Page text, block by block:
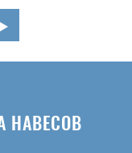
НАВЕСОВ